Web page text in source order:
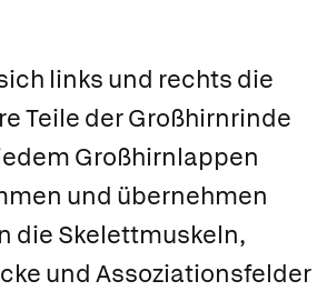
links und rechts die
Teile der Großhirnrinde
Großhirnlappen
und übernehmen
die Skelettmuskeln,
und Assoziationsfelder